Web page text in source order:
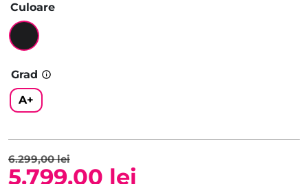
Culoare
Grad
A+
6.299,00lei
5.799,00 lei